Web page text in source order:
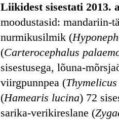
Liikidest sisestati 2013.
moodustasid: mandariin-
nurmikusilmik (
(Carterocephalus
sisestusega, lõuna-
viirgpunnpea (
(Hamearis lucina) 72
sarika-verikireslane (